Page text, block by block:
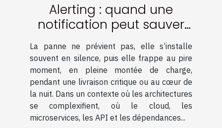
Alerting : quand une
notification peut sauver
votre infrastructure
La panne ne prévient pas, elle s’installe
souvent en silence, puis elle frappe au pire
moment, en pleine montée de charge,
pendant une livraison critique ou au cœur de
la nuit. Dans un contexte où les architectures
se complexifient, où le cloud, les
microservices, les API et les dépendances...